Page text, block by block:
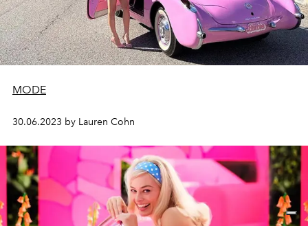
MODE
30.06.2023 by Lauren Cohn